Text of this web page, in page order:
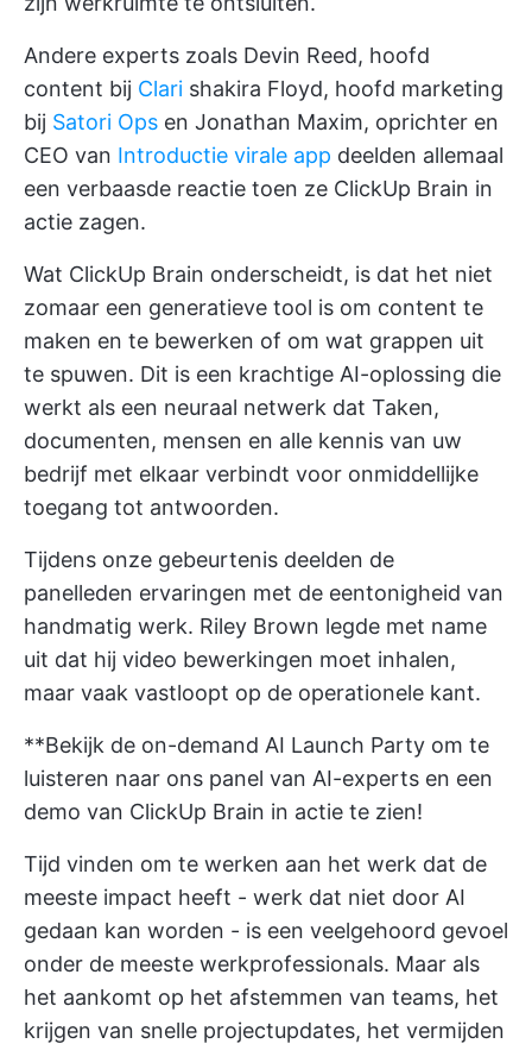
Andere experts zoals Devin Reed, hoofd
content bij Clari shakira Floyd, hoofd marketing
bij Satori Ops en Jonathan Maxim, oprichter en
CEO van Introductie virale app deelden allemaal
een verbaasde reactie toen ze ClickUp Brain in
actie zagen.
Wat ClickUp Brain onderscheidt, is dat het niet
zomaar een generatieve tool is om content te
maken en te bewerken of om wat grappen uit
te spuwen. Dit is een krachtige AI-oplossing die
werkt als een neuraal netwerk dat Taken,
documenten, mensen en alle kennis van uw
bedrijf met elkaar verbindt voor onmiddellijke
toegang tot antwoorden.
Tijdens onze gebeurtenis deelden de
panelleden ervaringen met de eentonigheid van
handmatig werk. Riley Brown legde met name
uit dat hij video bewerkingen moet inhalen,
maar vaak vastloopt op de operationele kant.
**Bekijk de on-demand AI Launch Party om te
luisteren naar ons panel van AI-experts en een
demo van ClickUp Brain in actie te zien!
Tijd vinden om te werken aan het werk dat de
meeste impact heeft - werk dat niet door AI
gedaan kan worden - is een veelgehoord gevoel
onder de meeste werkprofessionals. Maar als
het aankomt op het afstemmen van teams, het
krijgen van snelle projectupdates, het vermijden